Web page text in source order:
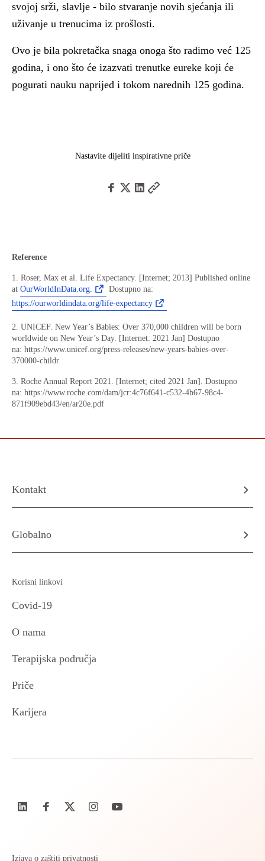
svojoj srži, slavlje - bilo stvaranje novih sjećanja ili
uživanje u trenucima iz prošlosti.
Ovo je bila pokretačka snaga onoga što radimo već 125
godina, i ono što će izazvati trenutke eureke koji će
pogurati nauku naprijed i tokom narednih 125 godina.
Nastavite dijeliti inspirativne priče
Reference
1. Roser, Max et al. Life Expectancy. [Internet; 2013] Published online
at OurWorldInData.org.
Dostupno na:
https://ourworldindata.org/life-expectancy
2. UNICEF. New Year’s Babies: Over 370,000 children will be born
worldwide on New Year’s Day. [Internet: 2021 Jan] Dostupno
na: https://www.unicef.org/press-releases/new-years-babies-over-
370000-childr
3. Roche Annual Report 2021. [Internet; cited 2021 Jan]. Dostupno
na: https://www.roche.com/dam/jcr:4c76f641-c532-4b67-98c4-
871f909ebd43/en/ar20e.pdf
Kontakt
Globalno
Korisni linkovi
Covid-19
O nama
Terapijska područja
Priče
Karijera
Izjava o zaštiti privatnosti